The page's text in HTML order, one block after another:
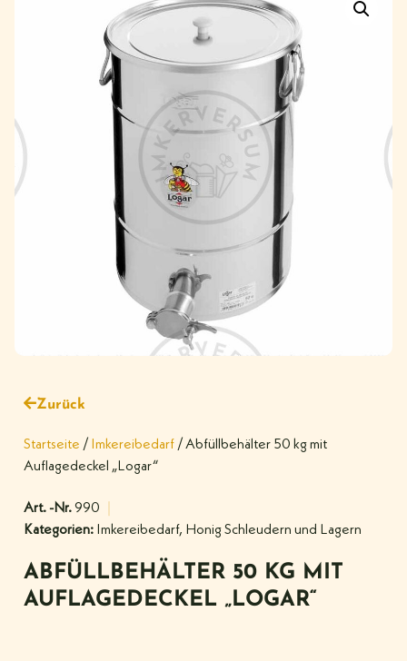
Zurück
Startseite / Imkereibedarf / Abfüllbehälter 50 kg mit
Auflagedeckel „Logar“
Art. -Nr.990
Kategorien: Imkereibedarf, Honig Schleudern und Lagern
ABFÜLLBEHÄLTER 50 KG MIT
AUFLAGEDECKEL „LOGAR“